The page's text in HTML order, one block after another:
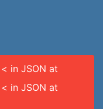
in JSON at
in JSON at